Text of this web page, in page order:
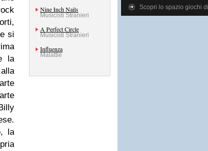
si
la
la
Nine Inch Nails
Musicisti Stranieri
A Perfect Circle
Musicisti Stranieri
Influenza
Malattie
Scopri lo spazio giochi di